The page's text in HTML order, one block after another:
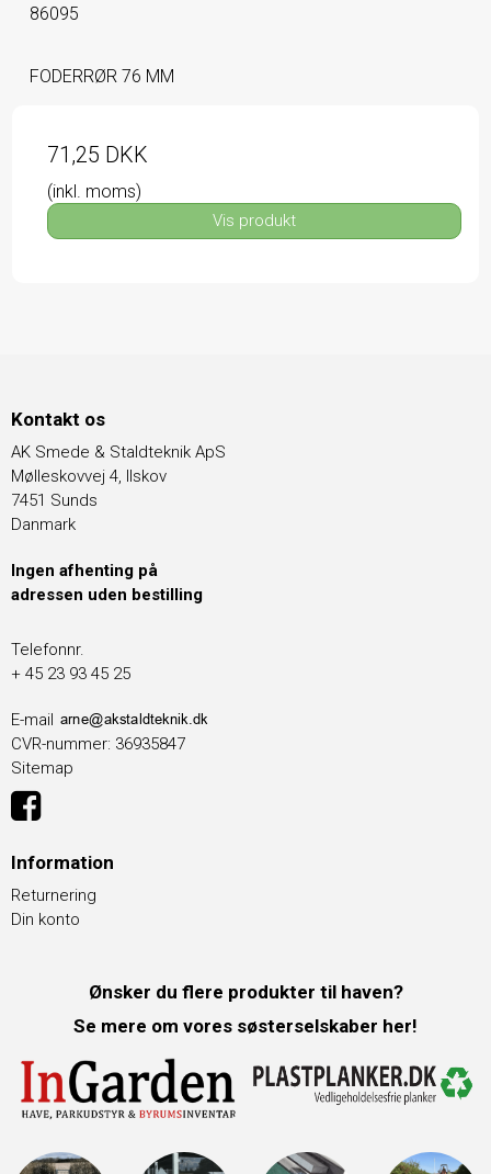
86095
FODERRØR 76 MM
71,25 DKK
(inkl. moms)
Vis produkt
Kontakt os
AK Smede & Staldteknik ApS
Mølleskovvej 4, Ilskov
7451 Sunds
Danmark
Ingen afhenting på
adressen uden bestilling
Telefonnr.
+ 45 23 93 45 25
E-mail
CVR-nummer: 36935847
Sitemap
Information
Returnering
Din konto
Ønsker du flere produkter til haven?
Se mere om vores søsterselskaber her!